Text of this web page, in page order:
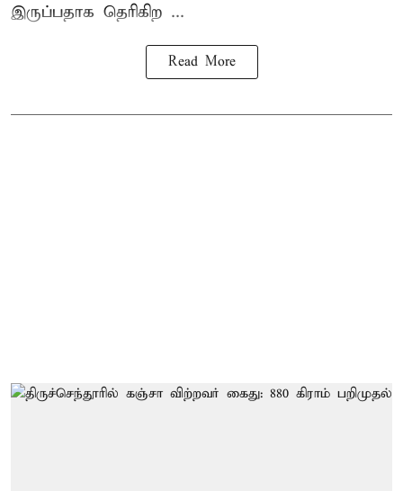
இருப்பதாக தெரிகிற ...
Read More